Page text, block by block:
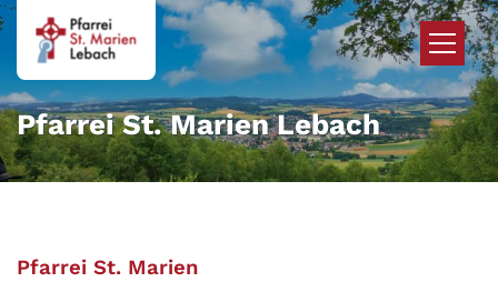
Zum Inhalt springen
Pfarrei St. Marien Lebach
Pfarrei St. Marien